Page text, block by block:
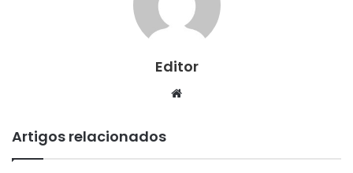
Editor
Website
Artigos relacionados